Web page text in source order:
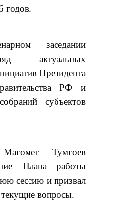
годов.
заседании
актуальных
Президента
ства РФ и
субъектов
Тумгоев
Плана работы
сессию и призвал
текущие вопросы.